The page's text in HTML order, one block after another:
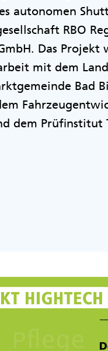
autonomen
RBO
Das Projekt
mit dem
Bad
dem Prüfinstitut